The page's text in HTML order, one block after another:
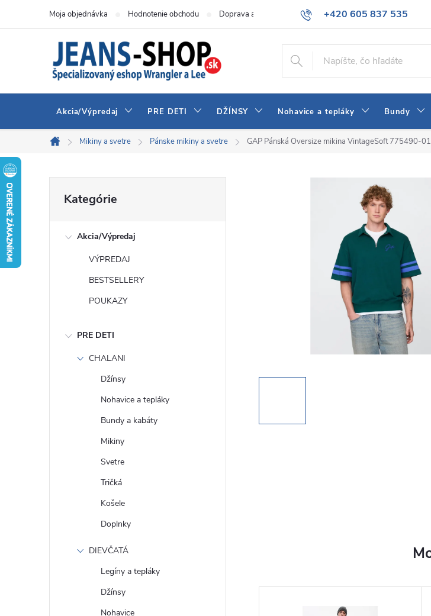
+420 605 837 535
info@jeans-shop.sk
Moja objednávka Hodnotenie obchodu Doprava a platba Všeobecné obchodné podmienky
Akcia/Výpredaj PRE DETI DŽÍNSY Nohavice a tepláky Bundy
Domov
Mikiny a svetre Pánske mikiny a svetre GAP Pánská Oversize mikina VintageSoft 775490-01
kategórie
Kategórie
Akcia/Výpredaj
VÝPREDAJ
BESTSELLERY
POUKAZY
PRE DETI
CHALANI
Džínsy
Nohavice a tepláky
Bundy a kabáty
Mikiny
Svetre
Tričká
Košele
Doplnky
DIEVČATÁ
Legíny a tepláky
Džínsy
Nohavice